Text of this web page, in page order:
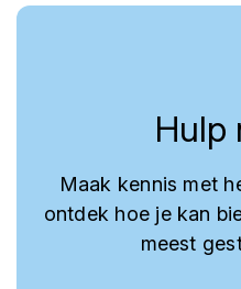
Hulp
Maak kennis met
ontdek hoe je kan
meest